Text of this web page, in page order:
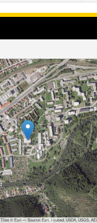
Tiles © Esri — Source: Esri, i-cubed, USDA, USGS,